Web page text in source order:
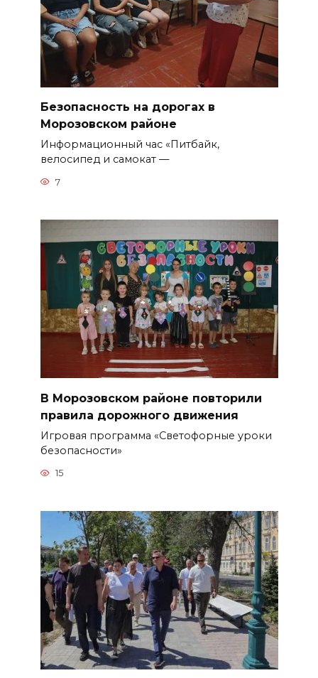
Безопасность на дорогах в
Морозовском районе
Информационный час «Питбайк,
велосипед и самокат —
7
В Морозовском районе повторили
правила дорожного движения
Игровая программа «Светофорные уроки
безопасности»
15